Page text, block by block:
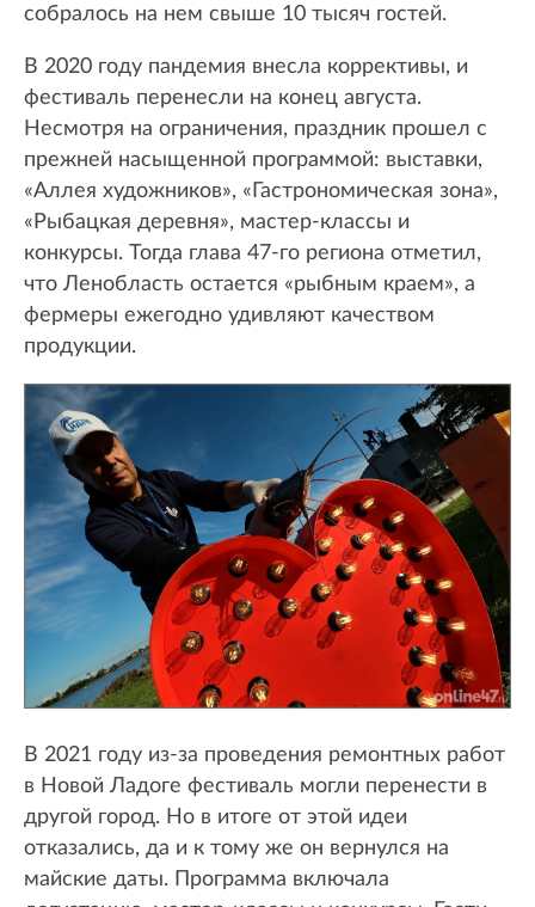
собралось на нем свыше 10 тысяч гостей.
В 2020 году пандемия внесла коррективы, и
фестиваль перенесли на конец августа.
Несмотря на ограничения, праздник прошел с
прежней насыщенной программой: выставки,
«Аллея художников», «Гастрономическая зона»,
«Рыбацкая деревня», мастер-классы и
конкурсы. Тогда глава 47-го региона отметил,
что Ленобласть остается «рыбным краем», а
фермеры ежегодно удивляют качеством
продукции.
В 2021 году из-за проведения ремонтных работ
в Новой Ладоге фестиваль могли перенести в
другой город. Но в итоге от этой идеи
отказались, да и к тому же он вернулся на
майские даты. Программа включала